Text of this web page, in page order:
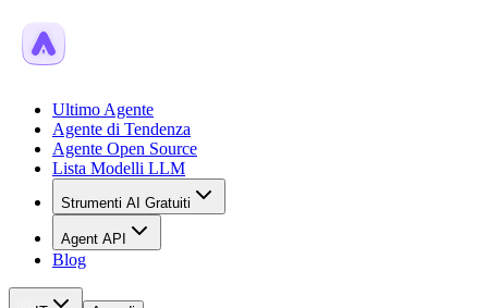
Ultimo Agente
Agente di Tendenza
Agente Open Source
Lista Modelli LLM
Strumenti AI Gratuiti
Agent API
Blog